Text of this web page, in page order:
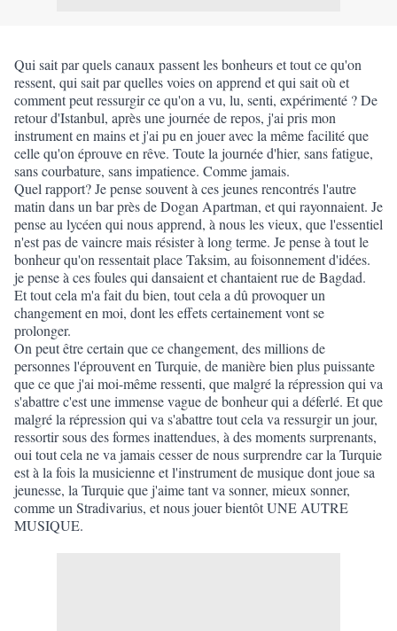
Qui sait par quels canaux passent les bonheurs et tout ce qu'on
ressent, qui sait par quelles voies on apprend et qui sait où et
comment peut ressurgir ce qu'on a vu, lu, senti, expérimenté ? De
retour d'Istanbul, après une journée de repos, j'ai pris mon
instrument en mains et j'ai pu en jouer avec la même facilité que
celle qu'on éprouve en rêve. Toute la journée d'hier, sans fatigue,
sans courbature, sans impatience. Comme jamais.
Quel rapport? Je pense souvent à ces jeunes rencontrés l'autre
matin dans un bar près de Dogan Apartman, et qui rayonnaient. Je
pense au lycéen qui nous apprend, à nous les vieux, que l'essentiel
n'est pas de vaincre mais résister à long terme. Je pense à tout le
bonheur qu'on ressentait place Taksim, au foisonnement d'idées.
je pense à ces foules qui dansaient et chantaient rue de Bagdad.
Et tout cela m'a fait du bien, tout cela a dû provoquer un
changement en moi, dont les effets certainement vont se
prolonger.
On peut être certain que ce changement, des millions de
personnes l'éprouvent en Turquie, de manière bien plus puissante
que ce que j'ai moi-même ressenti, que malgré la répression qui va
s'abattre c'est une immense vague de bonheur qui a déferlé. Et que
malgré la répression qui va s'abattre tout cela va ressurgir un jour,
ressortir sous des formes inattendues, à des moments surprenants,
oui tout cela ne va jamais cesser de nous surprendre car la Turquie
est à la fois la musicienne et l'instrument de musique dont joue sa
jeunesse, la Turquie que j'aime tant va sonner, mieux sonner,
comme un Stradivarius, et nous jouer bientôt UNE AUTRE
MUSIQUE.